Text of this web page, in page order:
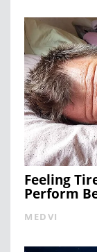
Feeling
Perform
MEDVI